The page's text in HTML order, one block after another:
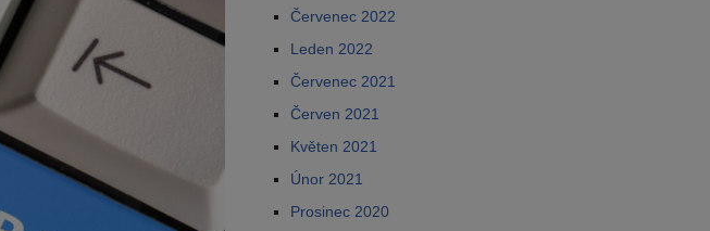
Červenec 2022
Leden 2022
Červenec 2021
Červen 2021
Květen 2021
Únor 2021
Prosinec 2020